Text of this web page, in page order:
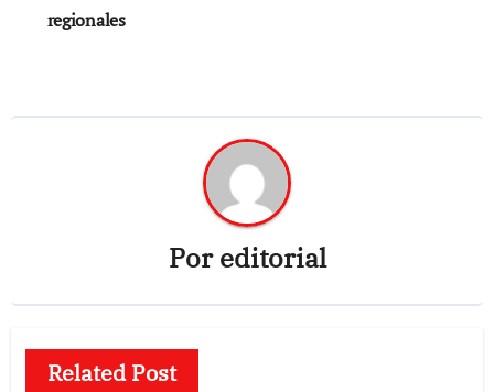
regionales
Poreditorial
Related Post